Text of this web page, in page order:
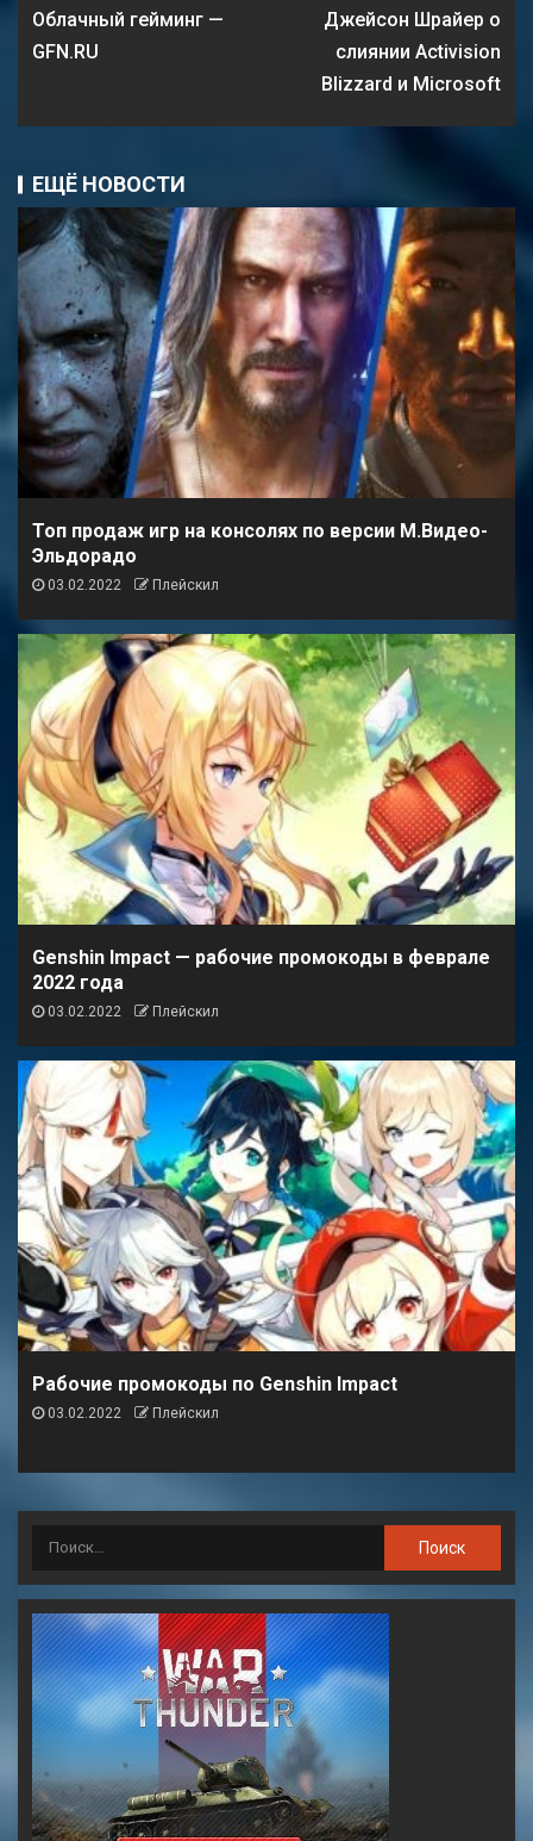
Облачный гейминг —
GFN.RU
Джейсон Шрайер о
слиянии Activision
Blizzard и Microsoft
ЕЩЁ НОВОСТИ
Топ продаж игр на консолях по версии М.Видео-
Эльдорадо
03.02.2022 Плейскил
Genshin Impact — рабочие промокоды в феврале
2022 года
03.02.2022 Плейскил
Рабочие промокоды по Genshin Impact
03.02.2022 Плейскил